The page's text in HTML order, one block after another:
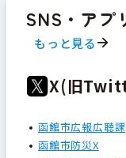
SNS・アプ
もっと見る
X(旧
函館市広報広聴課
函館市防災X